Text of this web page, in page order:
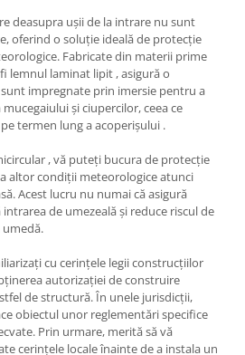
deasupra ușii de la intrare nu sunt
oferind o soluție ideală de protecție
Fabricate din materii prime
lemnul laminat lipit , asigură o
impregnate prin imersie pentru a
și ciupercilor, ceea ce
termen lung a acoperișului .
, vă puteți bucura de protecție
altor condiții meteorologice atunci
Acest lucru nu numai că asigură
de umezeală și reduce riscul de
cu cerințele legii construcțiilor
autorizației de construire
de structură. În unele jurisdicții,
obiectul unor reglementări specifice
Prin urmare, merită să vă
cerințele locale înainte de a instala un